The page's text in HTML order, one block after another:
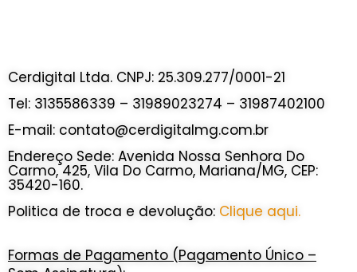
Cerdigital Ltda. CNPJ: 25.309.277/0001-21
Tel: 3135586339 – 31989023274 – 31987402100
E-mail: contato@cerdigitalmg.com.br
Endereço Sede: Avenida Nossa Senhora Do
Carmo, 425, Vila Do Carmo, Mariana/MG, CEP:
35420-160.
Politica de troca e devolução: Clique aqui.
Formas de Pagamento (Pagamento Único –